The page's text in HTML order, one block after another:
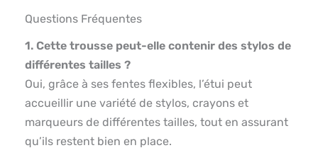
Questions Fréquentes
1. Cette trousse peut-elle contenir des stylos de
différentes tailles ?
Oui, grâce à ses fentes flexibles, l’étui peut
accueillir une variété de stylos, crayons et
marqueurs de différentes tailles, tout en assurant
qu’ils restent bien en place.